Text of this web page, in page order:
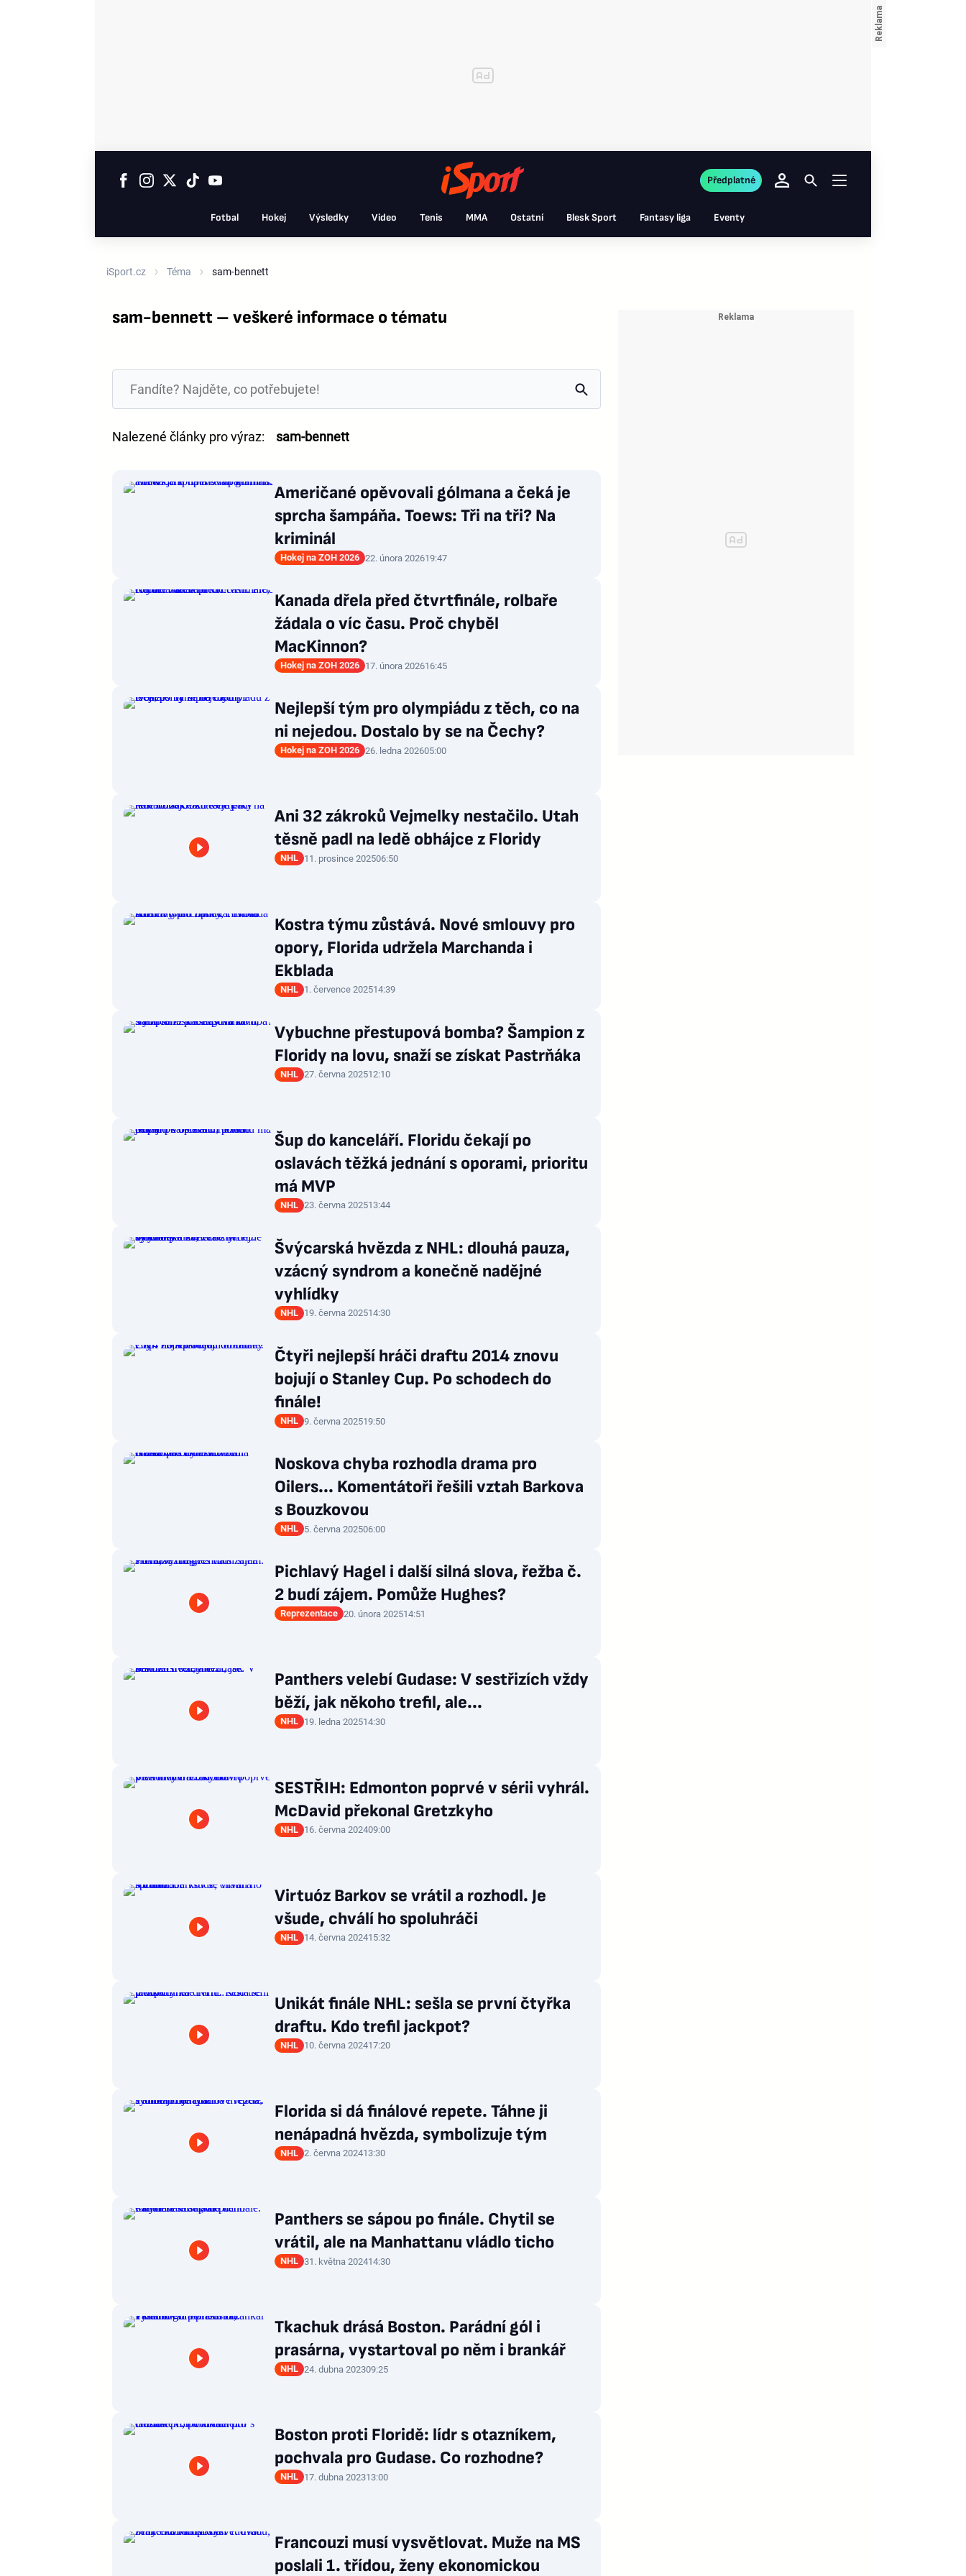
Fotbal Hokej Výsledky Video Tenis MMA Ostatní Blesk Sport Fantasy liga Eventy
Předplatné
iSport.cz Téma sam-bennett
sam-bennett – veškeré informace o tématu
Nalezené články pro výraz: sam-bennett
Američané opěvovali gólmana a čeká je
sprcha šampáňa. Toews: Tři na tři? Na
kriminál
Hokej na ZOH 2026 22. února 202619:47
Kanada dřela před čtvrtfinále, rolbaře
žádala o víc času. Proč chyběl
MacKinnon?
Hokej na ZOH 2026 17. února 202616:45
Nejlepší tým pro olympiádu z těch, co na
ni nejedou. Dostalo by se na Čechy?
Hokej na ZOH 2026 26. ledna 202605:00
Ani 32 zákroků Vejmelky nestačilo. Utah
těsně padl na ledě obhájce z Floridy
NHL 11. prosince 202506:50
Kostra týmu zůstává. Nové smlouvy pro
opory, Florida udržela Marchanda i
Ekblada
NHL 1. července 202514:39
Vybuchne přestupová bomba? Šampion z
Floridy na lovu, snaží se získat Pastrňáka
NHL 27. června 202512:10
Šup do kanceláří. Floridu čekají po
oslavách těžká jednání s oporami, prioritu
má MVP
NHL 23. června 202513:44
Švýcarská hvězda z NHL: dlouhá pauza,
vzácný syndrom a konečně nadějné
vyhlídky
NHL 19. června 202514:30
Čtyři nejlepší hráči draftu 2014 znovu
bojují o Stanley Cup. Po schodech do
finále!
NHL 9. června 202519:50
Noskova chyba rozhodla drama pro
Oilers... Komentátoři řešili vztah Barkova
s Bouzkovou
NHL 5. června 202506:00
Pichlavý Hagel i další silná slova, řežba č.
2 budí zájem. Pomůže Hughes?
Reprezentace 20. února 202514:51
Panthers velebí Gudase: V sestřizích vždy
běží, jak někoho trefil, ale...
NHL 19. ledna 202514:30
SESTŘIH: Edmonton poprvé v sérii vyhrál.
McDavid překonal Gretzkyho
NHL 16. června 202409:00
Virtuóz Barkov se vrátil a rozhodl. Je
všude, chválí ho spoluhráči
NHL 14. června 202415:32
Unikát finále NHL: sešla se první čtyřka
draftu. Kdo trefil jackpot?
NHL 10. června 202417:20
Florida si dá finálové repete. Táhne ji
nenápadná hvězda, symbolizuje tým
NHL 2. června 202413:30
Panthers se sápou po finále. Chytil se
vrátil, ale na Manhattanu vládlo ticho
NHL 31. května 202414:30
Tkachuk drásá Boston. Parádní gól i
prasárna, vystartoval po něm i brankář
NHL 24. dubna 202309:25
Boston proti Floridě: lídr s otazníkem,
pochvala pro Gudase. Co rozhodne?
NHL 17. dubna 202313:00
Francouzi musí vysvětlovat. Muže na MS
poslali 1. třídou, ženy ekonomickou